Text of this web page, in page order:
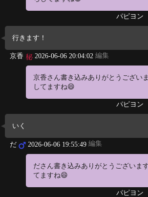
パピヨン
行きます！
京香 2026-06-06 20:04:02 編集
京香さん書き込みありがとうござい
してますね😄
パピヨン
いく
だ 2026-06-06 19:55:49 編集
ださん書き込みありがとうございま
てますね😄
パピヨン